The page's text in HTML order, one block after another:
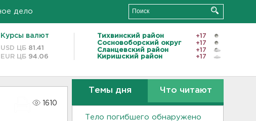
дело
Курсы валют
USD ЦБ 81.41
EUR ЦБ 94.06
Тихвинский район
+17
Сосновоборский округ
+17
Сланцевский район
+17
Киришский район
+17
1610
Темы дня Что читают
Тело погибшего обнаружено